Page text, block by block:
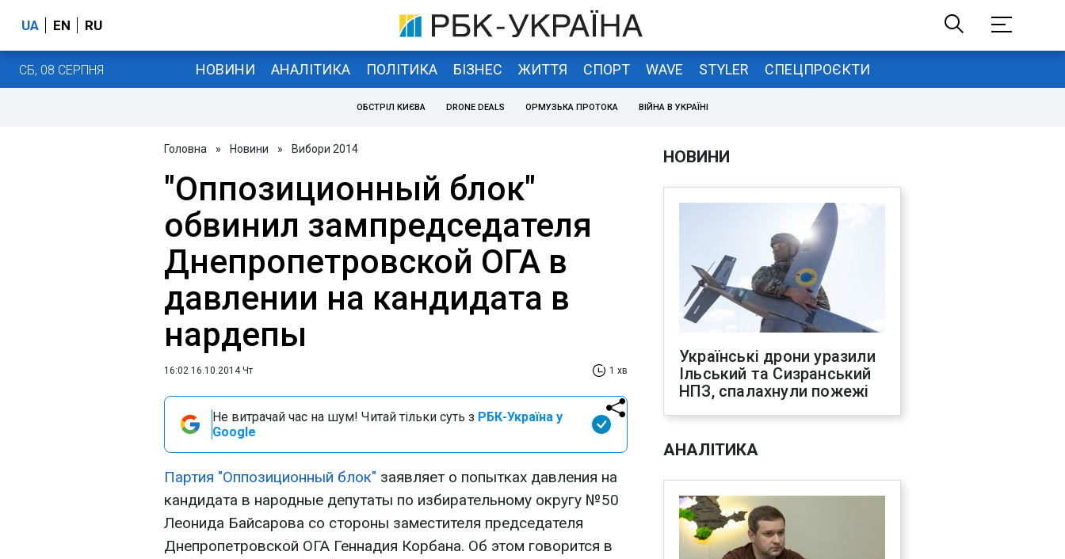
UA EN RU
СБ, 08 СЕРПНЯ НОВИНИ АНАЛІТИКА ПОЛІТИКА БІЗНЕС ЖИТТЯ СПОРТ WAVE STYLER СПЕЦПРОЄКТИ
ОБСТРІЛ КИЄВА DRONE DEALS ОРМУЗЬКА ПРОТОКА ВІЙНА В УКРАЇНІ
Головна » Новини » Вибори 2014
"Оппозиционный блок"
обвинил зампредседателя
Днепропетровской ОГА в
давлении на кандидата в
нардепы
16:02 16.10.2014 Чт 1 хв
Не витрачай час на шум! Читай тільки суть з РБК-Україна у
Google
Партия "Оппозиционный блок" заявляет о попытках давления на
кандидата в народные депутаты по избирательному округу №50
Леонида Байсарова со стороны заместителя председателя
Днепропетровской ОГА Геннадия Корбана. Об этом говорится в
НОВИНИ
Українські дрони уразили
Ільський та Сизранський
НПЗ, спалахнули пожежі
АНАЛІТИКА